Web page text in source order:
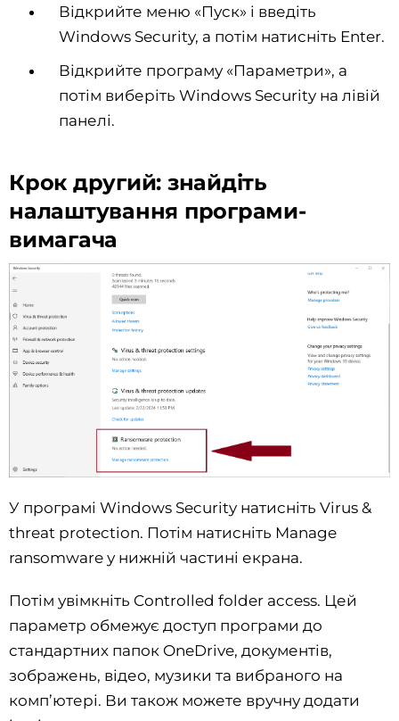
Відкрийте меню «Пуск» і введіть
Windows Security, а потім натисніть Enter.
Відкрийте програму «Параметри», а
потім виберіть Windows Security на лівій
панелі.
Крок другий: знайдіть
налаштування програми-
вимагача
У програмі Windows Security натисніть Virus &
threat protection. Потім натисніть Manage
ransomware у нижній частині екрана.
Потім увімкніть Controlled folder access. Цей
параметр обмежує доступ програми до
стандартних папок OneDrive, документів,
зображень, відео, музики та вибраного на
комп’ютері. Ви також можете вручну додати